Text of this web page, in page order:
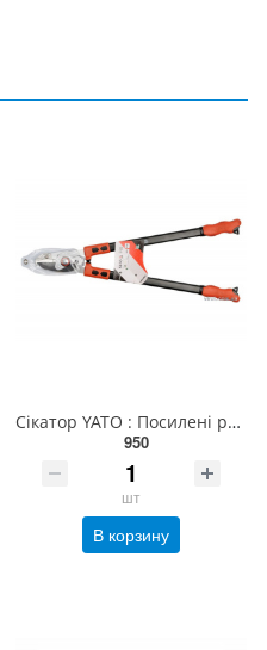
Сікатор YATO : Посилені ручки , L= 700 мм, Ø= 35 мм [12] YT-8834
950
шт
В корзину